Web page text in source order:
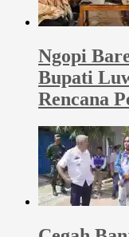
Ngopi
Bupati
Rencana